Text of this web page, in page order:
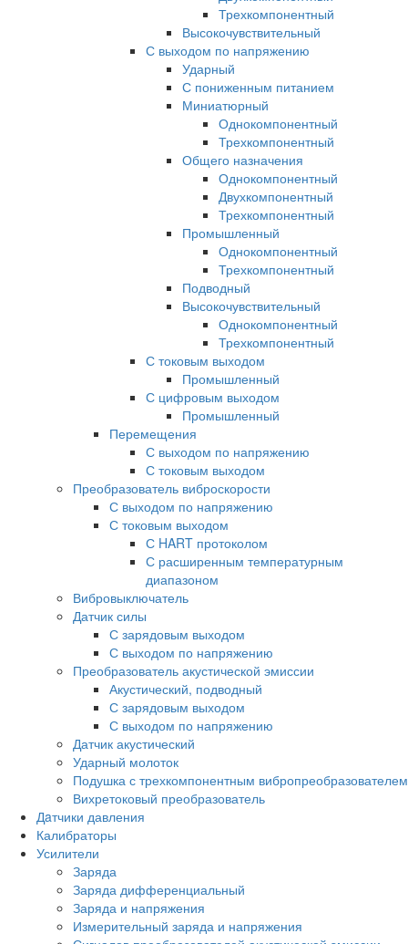
Трехкомпонентный
Высокочувствительный
С выходом по напряжению
Ударный
С пониженным питанием
Миниатюрный
Однокомпонентный
Трехкомпонентный
Общего назначения
Однокомпонентный
Двухкомпонентный
Трехкомпонентный
Промышленный
Однокомпонентный
Трехкомпонентный
Подводный
Высокочувствительный
Однокомпонентный
Трехкомпонентный
С токовым выходом
Промышленный
С цифровым выходом
Промышленный
Перемещения
С выходом по напряжению
С токовым выходом
Преобразователь виброскорости
С выходом по напряжению
С токовым выходом
С HART протоколом
С расширенным температурным
диапазоном
Вибровыключатель
Датчик силы
С зарядовым выходом
С выходом по напряжению
Преобразователь акустической эмиссии
Акустический, подводный
С зарядовым выходом
С выходом по напряжению
Датчик акустический
Ударный молоток
Подушка с трехкомпонентным вибропреобразователем
Вихретоковый преобразователь
Дaтчики давления
Калибраторы
Усилители
Заряда
Заряда дифференциальный
Заряда и напряжения
Измерительный заряда и напряжения